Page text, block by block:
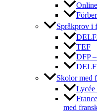
Språkprov i
TEF
DFP
DELF
Skolor med
Lycée
med